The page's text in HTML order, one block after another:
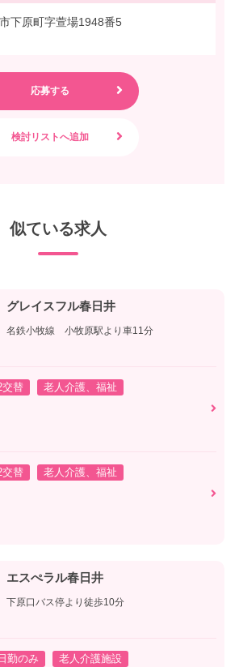
下原町字萱場1948番5
似ている求人
グレイスフル春日井
名鉄小牧線 小牧原駅より車11分
交替
老人介護、福祉
交替
老人介護、福祉
エスぺラル春日井
下原口バス停より徒歩10分
日勤のみ
老人介護施設